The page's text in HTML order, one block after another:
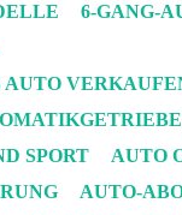
6-GANG-
AUTO
SPORT
AUTO
AUTO-